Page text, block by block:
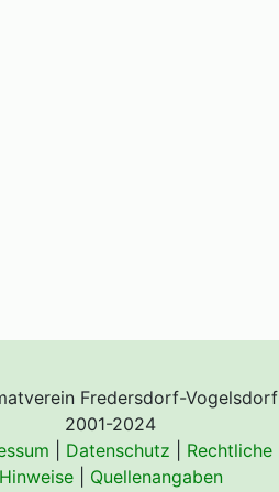
Fredersdorf-Vogelsdorf
2001-2024
Datenschutz
Rechtliche
| Quellenangaben